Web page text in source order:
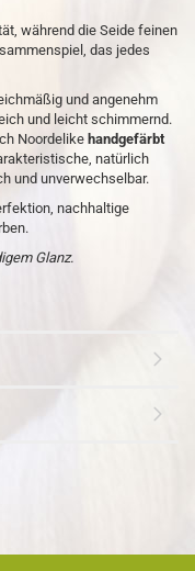
während die Seide feinen
das jedes
und angenehm
und leicht schimmernd.
Noordelike handgefärbt
natürlich
und unverwechselbar.
nachhaltige
Glanz.